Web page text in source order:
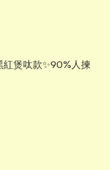
煲呔款✨90%人揀